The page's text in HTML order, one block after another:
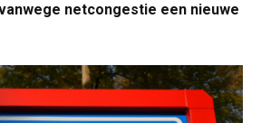
netcongestie een nieuwe